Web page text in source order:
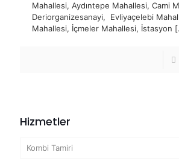
Mahallesi, Aydıntepe Mahallesi, Cami
Deriorganizesanayi, Evliyaçelebi
Mahallesi, İçmeler Mahallesi, İstasyon
Hizmetler
Kombi Tamiri